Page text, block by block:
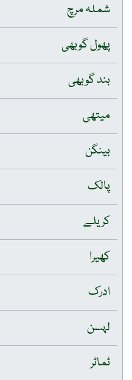
شملہ مرچ
پھول گوبھی
بند گوبھی
میتھی
بینگن
پالک
کریلے
کھیرا
ادرک
لہسن
ٹماٹر